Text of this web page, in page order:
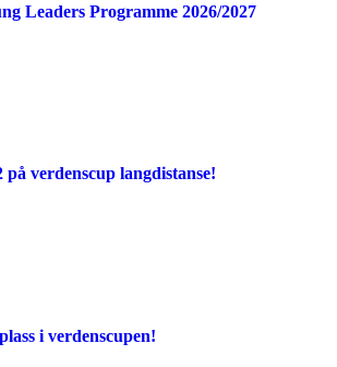
Leaders Programme 2026/2027
på verdenscup langdistanse!
i verdenscupen!